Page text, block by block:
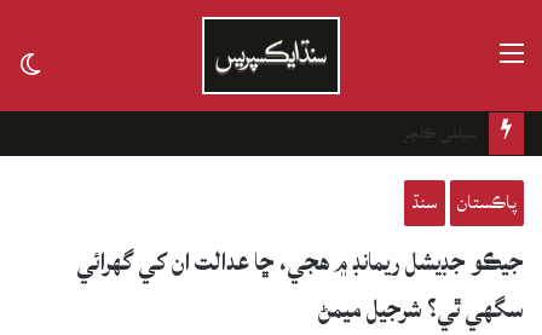
پاڪستان سنڌ
جيڪو جڊيشل ريمانڊ ۾ هجي، ڇا عدالت ان کي گهرائي
سگهي ٿي؟ شرجيل ميمڻ